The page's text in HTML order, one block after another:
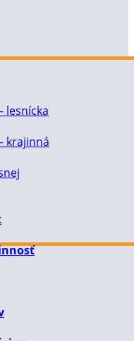
lesnícka
krajinná